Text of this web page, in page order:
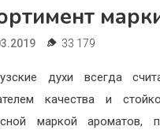
33 179
духи всегда
качества и
маркой